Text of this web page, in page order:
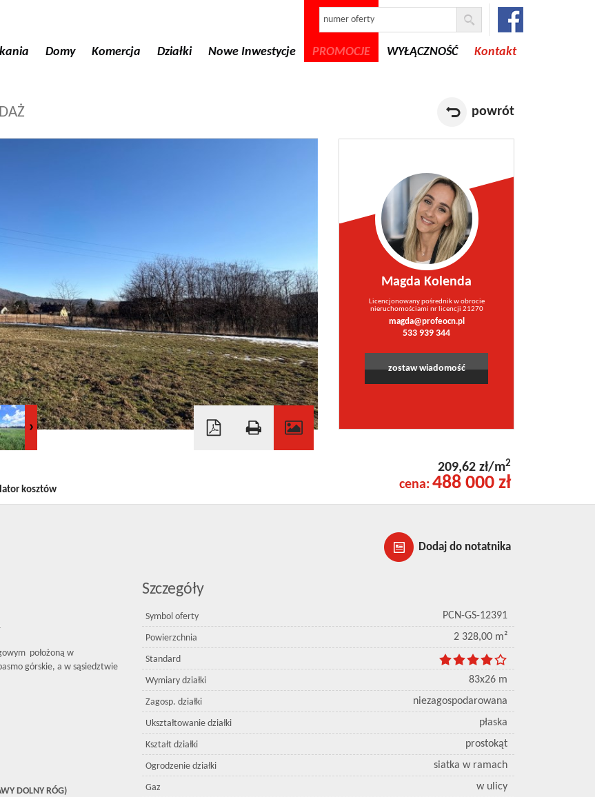
Domy Komercja Działki Nowe Inwestycje PROMOCJE WYŁĄCZNOŚĆ Kontakt
powrót
Magda Kolenda
Licencjonowany pośrednik w obrocie
nieruchomościami nr licencji 21270
magda@profeocn.pl
533 939 344
zostaw wiadomość
209,62 zł/m2
cena: 488 000 zł
Dodaj do notatnika
kosztów
położoną w
górskie, a w sąsiedztwie
DOLNY RÓG)
Szczegóły
Symbol oferty PCN-GS-12391
Powierzchnia 2 328,00 m²
Standard
Wymiary działki 83x26 m
Zagosp. działki niezagospodarowana
Ukształtowanie działki płaska
Kształt działki prostokąt
Ogrodzenie działki siatka w ramach
Gaz w ulicy